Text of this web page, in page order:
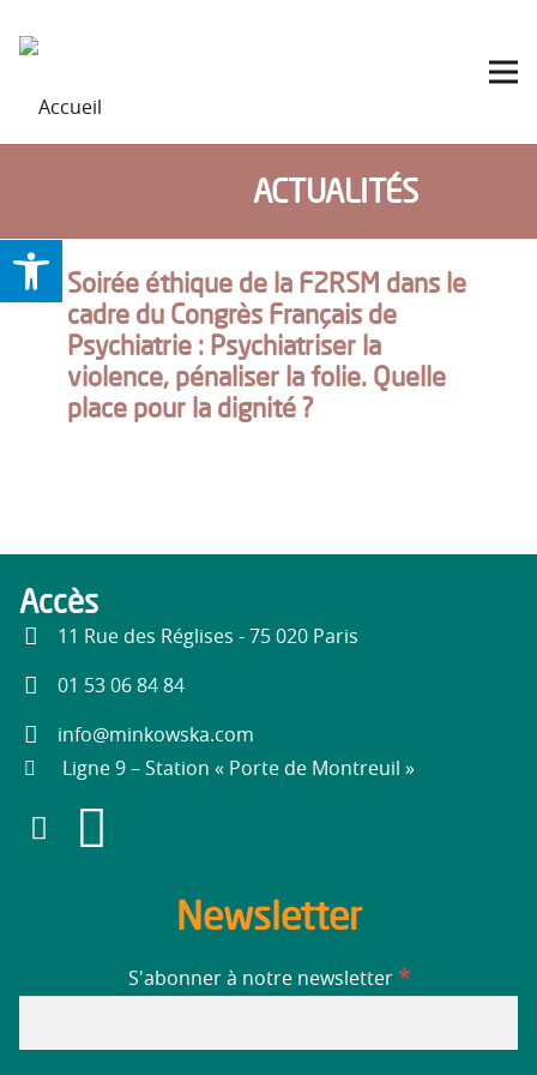
ACTUALITÉS
Soirée éthique de la F2RSM dans le
cadre du Congrès Français de
Psychiatrie : Psychiatriser la
violence, pénaliser la folie. Quelle
place pour la dignité ?
Accès
11 Rue des Réglises - 75 020 Paris
01 53 06 84 84
info@minkowska.com
Ligne 9 – Station « Porte de Montreuil »
Newsletter
S'abonner à notre newsletter *
Ouvrir la barre d’outils